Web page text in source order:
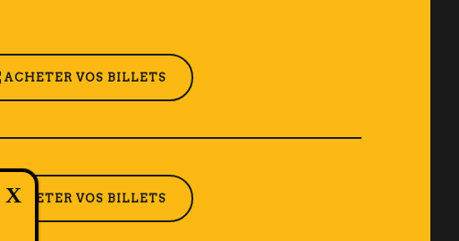
ACHETER VOS BILLETS
ACHETER VOS BILLETS